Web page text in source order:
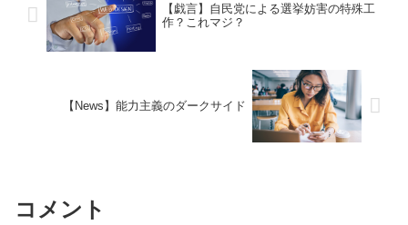
【戯言】自民党による選挙妨害の特殊工
作？これマジ？
【News】能力主義のダークサイド
コメント